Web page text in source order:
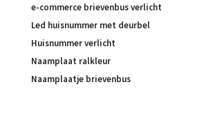
e-commerce brievenbus verlicht
Led huisnummer met deurbel
Huisnummer verlicht
Naamplaat ralkleur
Naamplaatje brievenbus